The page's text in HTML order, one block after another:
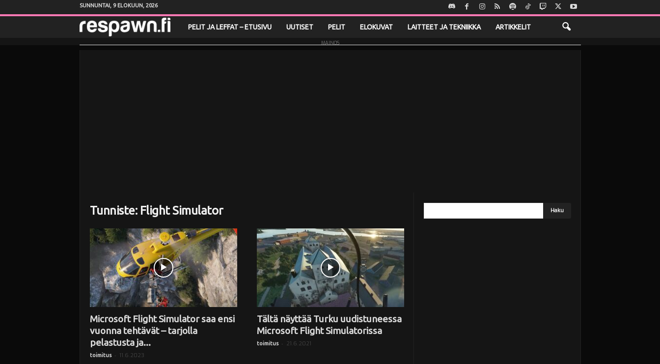
SUNNUNTAI, 9 ELOKUUN, 2026
e
PELIT JA LEFFAT – ETUSIVU UUTISET PELIT ELOKUVAT LAITTEET JA TEKNIIKKA ARTIKKELIT
MAINOS
Tunniste: Flight Simulator
Microsoft Flight Simulator saa ensi
vuonna tehtävät – tarjolla
pelastusta ja...
toimitus - 11.6.2023
Tältä näyttää Turku uudistuneessa
Microsoft Flight Simulatorissa
toimitus - 21.6.2021